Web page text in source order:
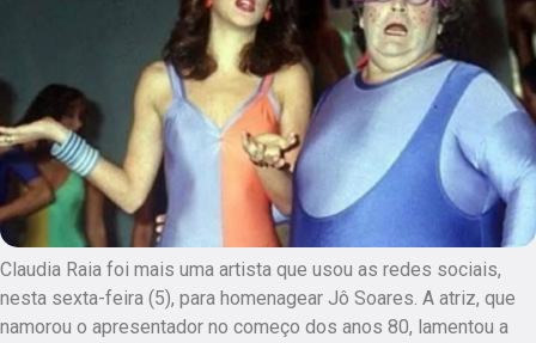
Claudia Raia foi mais uma artista que usou as redes sociais,
nesta sexta-feira (5), para homenagear Jô Soares. A atriz, que
namorou o apresentador no começo dos anos 80, lamentou a